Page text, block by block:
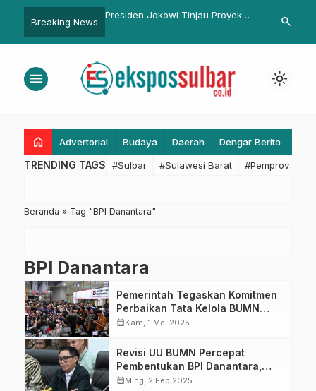
Breaking News
Potensi Digeser
Presiden Jokowi Tinjau Proyek
Pulau Nias
Irwasda
HUT
search
menu light_mode
home Advertorial Budaya Daerah Dengar Berita
TRENDING TAGS #Sulbar #Sulawesi Barat #Pemprov
Beranda » Tag "BPI Danantara"
BPI Danantara
Pemerintah Tegaskan Komitmen
Perbaikan Tata Kelola BUMN
Lewat Evaluasi Komprehensif
calendar_monthKam, 1 Mei 2025
Revisi UU BUMN Percepat
Pembentukan BPI Danantara,
Temasek Singapura Versi
calendar_monthMing, 2 Feb 2025